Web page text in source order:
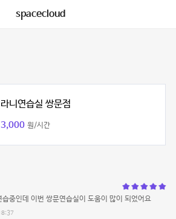
spacecloud
라니연습실 쌍문점
3,000 원/시간
중인데 이번 쌍문연습실이 도움이 많이 되었어요